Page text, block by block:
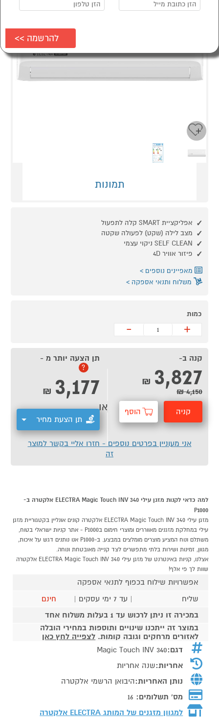
תמונות
אפליקציית SMART קלה לתפעול
מצב לילה (שקט) לפעולה שקטה
SELF CLEAN ניקוי עצמי
פיזור אוויר 4D
מאפיינים נוספים
משלוח ותנאי אספקה
כמות
+
-
קנה ב-
3,827
₪
4,150 ₪
קניה הוסף
תן הצעה יותר מ -
?
3,177
₪
תן הצעת מחיר
או
אני מעוניין בפרטים נוספים - חזרו אליי בקשר למוצר
זה
למה כדאי לקנות מזגן עילי ELECTRA Magic Touch INV 340 אלקטרה ב-
P1000
מזגן עילי ELECTRA Magic Touch INV 340 אלקטרה קונים אונליין בקטגוריית מזגן
עילי במחלקת מזגנים מאווררים ומוצרי חימום בP1000 - אתר קניות ישראלי בטוח,
משתלם ונוח המציע מוצרים מומלצים במבצע. ב-P1000 אנו נותנים דגש על איכות,
מגוון, זמינות ושירות בלתי מתפשרים לצד קנייה מאובטחת ונוחה.
אצלנו, קניות באינטרנט של מזגן עילי ELECTRA Magic Touch INV 340 אלקטרה
שוות לך פי אלף!
אפשרויות שילוח בכפוף לתנאי אספקה
שליח
| עד 7 ימי עסקים |
חינם
במכירה זו ניתן לרכוש עד 1 בעלות משלוח אחד
במוצר זה ייתכנו שינויים ותוספות במחירי הובלה
לאזורים מרחקים וגובה קומות. לצפייה לחץ כאן
דגם:Magic Touch INV 340
אחריות:שנה אחריות
נותן האחריות:היבואן הרשמי אלקטרה
מס' תשלומים: 16
למגוון מזגנים של המותג ELECTRA אלקטרה